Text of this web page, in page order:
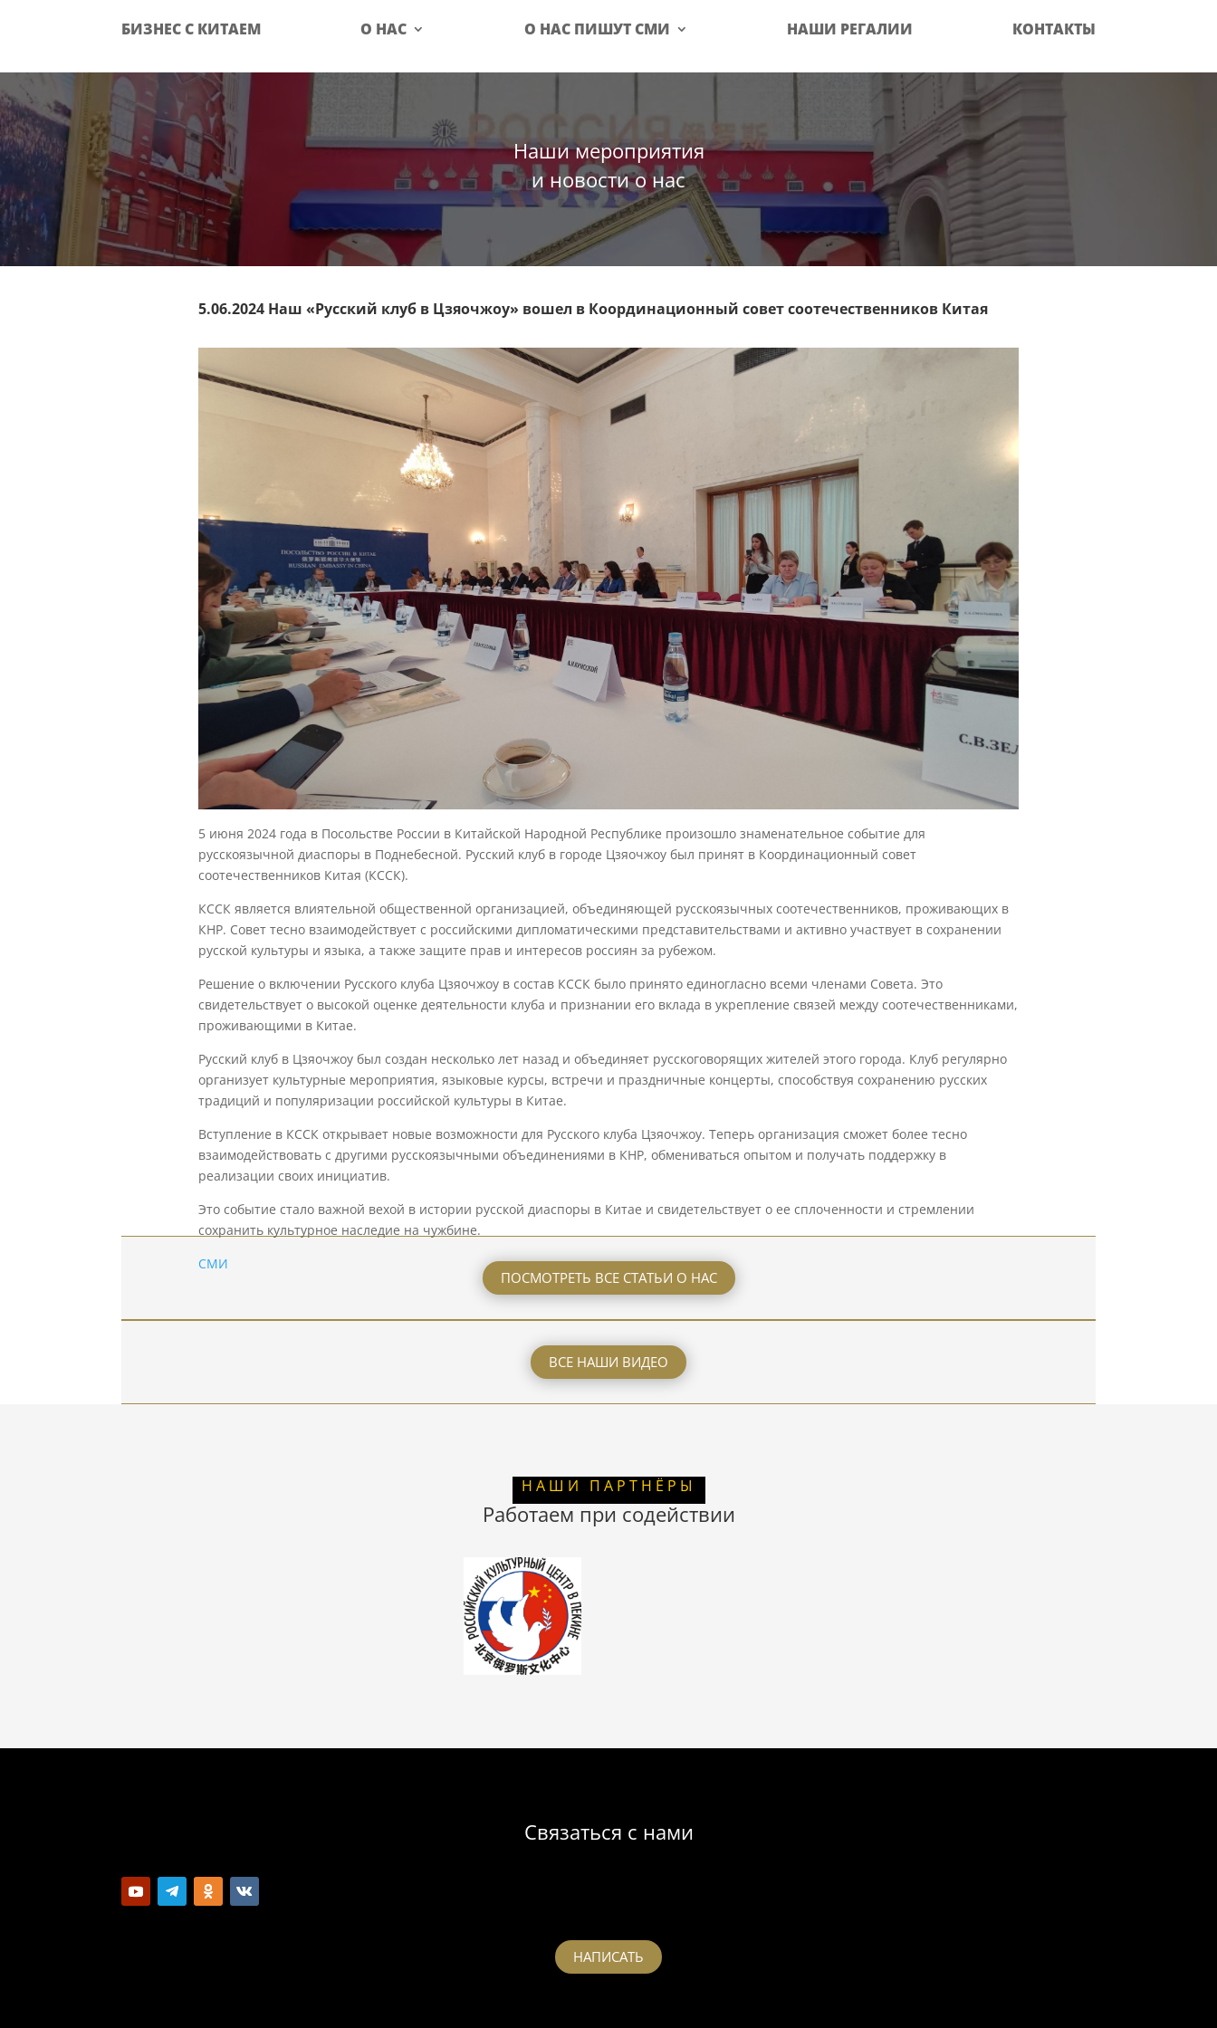
БИЗНЕС С КИТАЕМ О НАС О НАС ПИШУТ СМИ НАШИ РЕГАЛИИ КОНТАКТЫ
Наши мероприятия
и новости о нас
5.06.2024 Наш «Русский клуб в Цзяочжоу» вошел в Координационный совет соотечественников Китая
5 июня 2024 года в Посольстве России в Китайской Народной Республике произошло знаменательное событие для
русскоязычной диаспоры в Поднебесной. Русский клуб в городе Цзяочжоу был принят в Координационный совет
соотечественников Китая (КССК).
КССК является влиятельной общественной организацией, объединяющей русскоязычных соотечественников, проживающих в
КНР. Совет тесно взаимодействует с российскими дипломатическими представительствами и активно участвует в сохранении
русской культуры и языка, а также защите прав и интересов россиян за рубежом.
Решение о включении Русского клуба Цзяочжоу в состав КССК было принято единогласно всеми членами Совета. Это
свидетельствует о высокой оценке деятельности клуба и признании его вклада в укрепление связей между соотечественниками,
проживающими в Китае.
Русский клуб в Цзяочжоу был создан несколько лет назад и объединяет русскоговорящих жителей этого города. Клуб регулярно
организует культурные мероприятия, языковые курсы, встречи и праздничные концерты, способствуя сохранению русских
традиций и популяризации российской культуры в Китае.
Вступление в КССК открывает новые возможности для Русского клуба Цзяочжоу. Теперь организация сможет более тесно
взаимодействовать с другими русскоязычными объединениями в КНР, обмениваться опытом и получать поддержку в
реализации своих инициатив.
Это событие стало важной вехой в истории русской диаспоры в Китае и свидетельствует о ее сплоченности и стремлении
сохранить культурное наследие на чужбине.
СМИ
ПОСМОТРЕТЬ ВСЕ СТАТЬИ О НАС
ВСЕ НАШИ ВИДЕО
НАШИ ПАРТНЁРЫ
Работаем при содействии
Связаться с нами
НАПИСАТЬ